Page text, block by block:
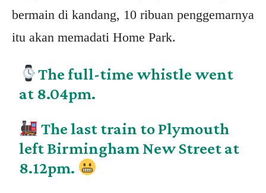
bermain di kandang, 10 ribuan penggemarnya
itu akan memadati Home Park.
The full-time whistle went
at 8.04pm.
The last train to Plymouth
left Birmingham New Street at
8.12pm.